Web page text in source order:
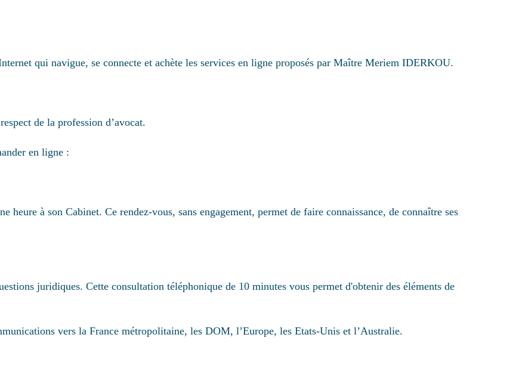
qui navigue, se connecte et achète les services en ligne proposés par Maître Meriem IDERKOU.
de la profession d’avocat.
en ligne :
à son Cabinet. Ce rendez-vous, sans engagement, permet de faire connaissance, de connaître ses
juridiques. Cette consultation téléphonique de 10 minutes vous permet d'obtenir des éléments de
vers la France métropolitaine, les DOM, l’Europe, les Etats-Unis et l’Australie.